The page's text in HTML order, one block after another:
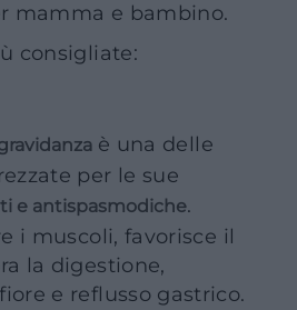
mamma e bambino.
consigliate:
è una delle
per le sue
e antispasmodiche.
i muscoli, favorisce il
la digestione,
e reflusso gastrico.